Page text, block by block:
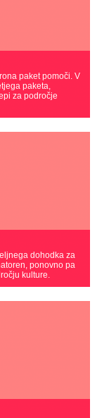
paket pomoči. V
paketa,
za področje
dohodka za
ponovno pa
kulture.